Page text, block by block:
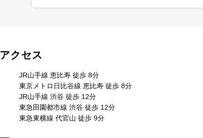
アクセス
JR山手線 恵比寿 徒歩 8分
東京メトロ日比谷線 恵比寿 徒歩 8分
JR山手線 渋谷 徒歩 12分
東急田園都市線 渋谷 徒歩 12分
東急東横線 代官山 徒歩 9分